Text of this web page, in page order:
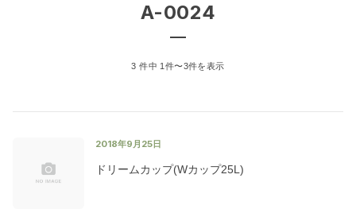
A-0024
3 件中 1件〜3件を表示
2018年9月25日
ドリームカップ(Wカップ25L)